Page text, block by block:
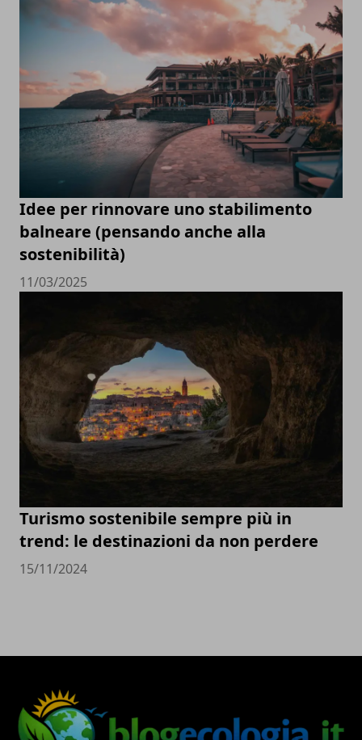
Idee per rinnovare uno stabilimento
balneare (pensando anche alla
sostenibilità)
11/03/2025
Turismo sostenibile sempre più in
trend: le destinazioni da non perdere
15/11/2024